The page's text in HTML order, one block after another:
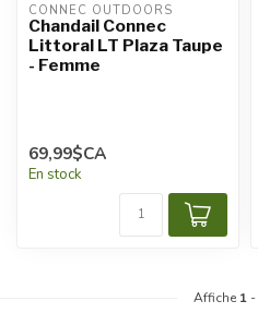
CONNEC OUTDOORS
Chandail Connec
Littoral LT Plaza Taupe
- Femme
69,99$CA
En stock
Affiche 1 -